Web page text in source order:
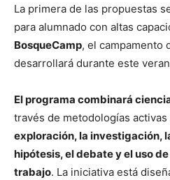
La primera de las propuestas
para alumnado con altas
BosqueCamp, el campamento
desarrollará durante este
El programa combinará
través de metodologías activas
exploración, la investigación,
hipótesis, el debate y el uso
trabajo. La iniciativa está